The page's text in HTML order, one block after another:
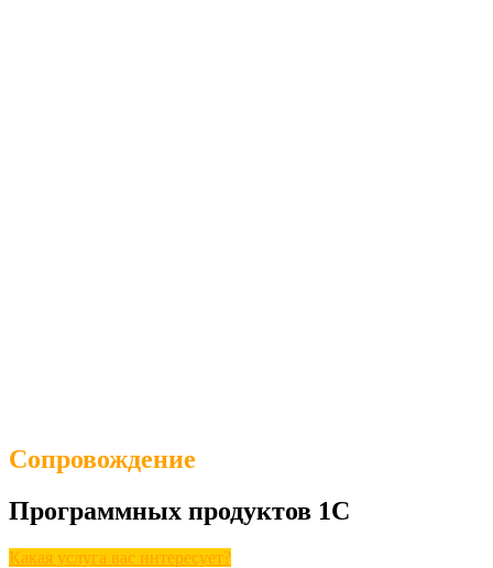
Сопровождение
Программных продуктов 1С
Какая услуга вас интересует?